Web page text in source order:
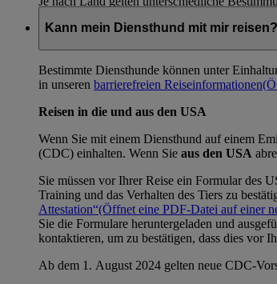
deshalb sollten Sie die Medikamente immer
Weitere Informationen zu bestimmten
Kann mein Diensthund mit mir reisen?
Bestimmte Diensthunde können unter
in unseren barrierefreien Reiseinformationen
Reisen in die und aus den USA
Wenn Sie mit einem Diensthund auf einem
(CDC) einhalten. Wenn Sie aus den USA
Sie müssen vor Ihrer Reise ein Formular des
Training und das Verhalten des Tiers zu
Attestation“(Öffnet eine PDF-Datei auf einer
Sie die Formulare heruntergeladen und
kontaktieren, um zu bestätigen, dass dies vor
Ab dem 1. August 2024 gelten neue CDC-